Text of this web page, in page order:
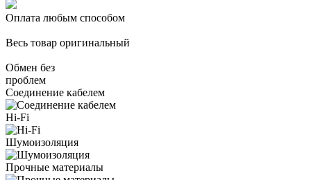
Оплата любым способом
Весь товар оригинальный
Обмен без
проблем
Соединение кабелем
Hi-Fi
Шумоизоляция
Прочные материалы